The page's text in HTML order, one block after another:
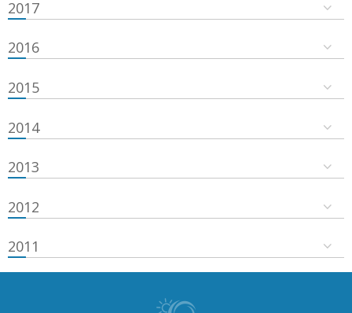
2017
2016
2015
2014
2013
2012
2011